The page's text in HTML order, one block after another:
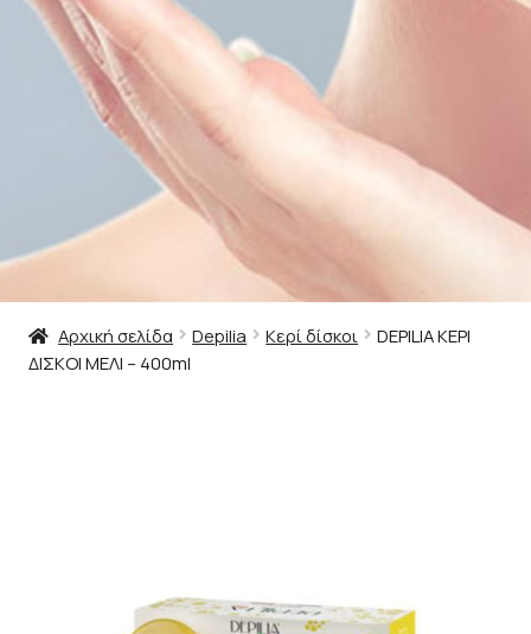
Αρχική σελίδα Depilia Κερί δίσκοι
DEPILIA ΚΕΡΙ
ΔΙΣΚΟΙ ΜΕΛΙ – 400ml